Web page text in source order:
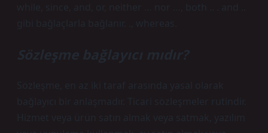
while, since, and, or, neither … nor …, both .. . and ..
gibi bağlaçlarla bağlanır. ., whereas.
Sözleşme bağlayıcı mıdır?
Sözleşme, en az iki taraf arasında yasal olarak
bağlayıcı bir anlaşmadır. Ticari sözleşmeler rutindir.
Hizmet veya ürün satın almak veya satmak, yazılım